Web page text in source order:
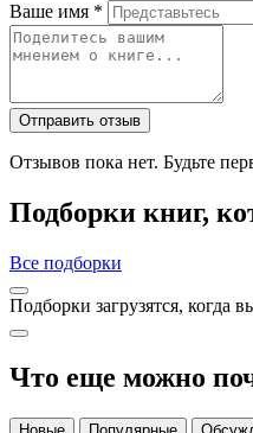
Ваше имя *
Отправить отзыв
Отзывов пока нет. Будьте
Подборки книг,
Все подборки
Подборки загрузятся, когда
Что еще можно